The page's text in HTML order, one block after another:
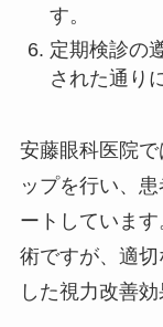
す。
定期検診の
された通り
安藤眼科医院
ップを行い、
ートしていま
術ですが、適
した視力改善効